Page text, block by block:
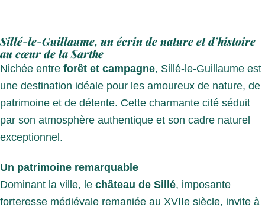
Sillé-le-Guillaume, un écrin de nature et d’histoire
au cœur de la Sarthe
Nichée entre forêt et campagne, Sillé-le-Guillaume est
une destination idéale pour les amoureux de nature, de
patrimoine et de détente. Cette charmante cité séduit
par son atmosphère authentique et son cadre naturel
exceptionnel.
Un patrimoine remarquable
Dominant la ville, le château de Sillé, imposante
forteresse médiévale remaniée au XVIIe siècle, invite à